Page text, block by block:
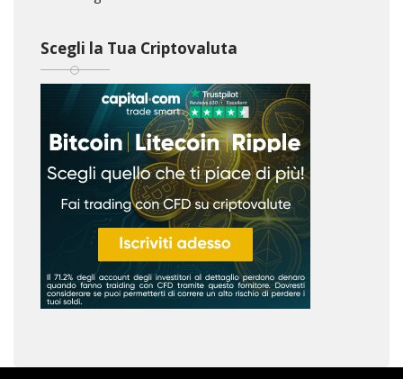
Scegli la Tua Criptovaluta